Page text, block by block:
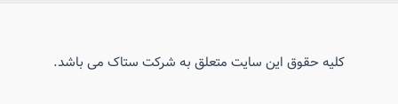
کلیه حقوق این سایت متعلق به شرکت ستاک می باشد.